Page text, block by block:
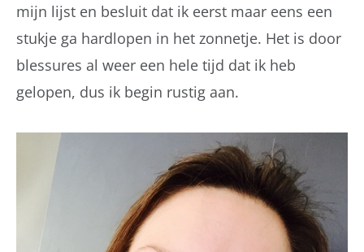
mijn lijst en besluit dat ik eerst maar eens een
stukje ga hardlopen in het zonnetje. Het is door
blessures al weer een hele tijd dat ik heb
gelopen, dus ik begin rustig aan.